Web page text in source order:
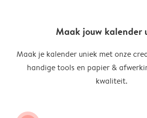
Maak jouw kalender
Maak je kalender uniek met onze
handige tools en papier &
kwaliteit.